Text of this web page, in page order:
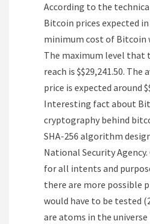
According to the
Bitcoin prices expected
minimum cost of Bitcoin
The maximum level that
reach is $$29,241.50. The
price is expected around
Interesting fact about
cryptography behind
SHA-256 algorithm
National Security
for all intents and
there are more possible
would have to be tested
are atoms in the